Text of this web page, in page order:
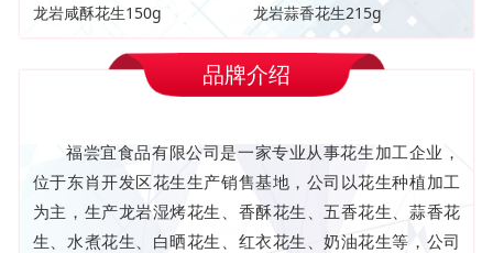
龙岩咸酥花生150g 龙岩蒜香花生215g
品牌介绍
福尝宜食品有限公司是一家专业从事花生加工企业，
位于东肖开发区花生生产销售基地，公司以花生种植加工
为主，生产龙岩湿烤花生、香酥花生、五香花生、蒜香花
生、水煮花生、白晒花生、红衣花生、奶油花生等，公司